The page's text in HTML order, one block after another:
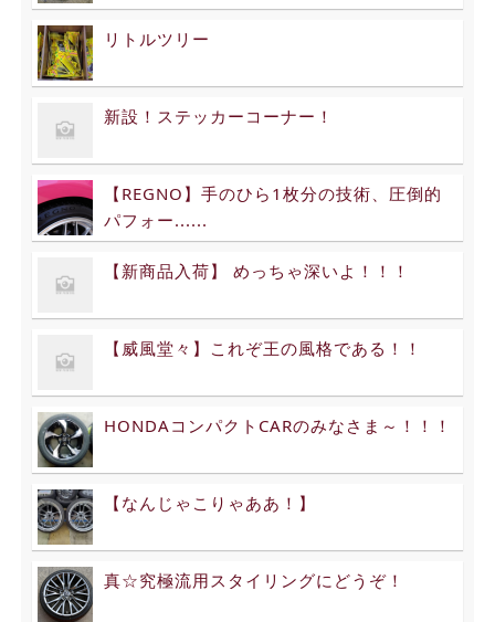
リトルツリー
新設！ステッカーコーナー！
【REGNO】手のひら1枚分の技術、圧倒的
パフォー......
【新商品入荷】 めっちゃ深いよ！！！
【威風堂々】これぞ王の風格である！！
HONDAコンパクトCARのみなさま～！！！
【なんじゃこりゃああ！】
真☆究極流用スタイリングにどうぞ！